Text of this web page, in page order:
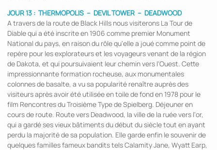
JOUR 13 : THERMOPOLIS – DEVIL TOWER – DEADWOOD
A travers de la route de Black Hills nous visiterons La Tour de
Diable qui a été inscrite en 1906 comme premier Monument
National du pays, en raison du rôle qu'elle a joué comme point de
repère pour les explorateurs et les voyageurs venant de la région
de Dakota, et qui poursuivaient leur chemin vers l'Ouest. Cette
impressionnante formation rocheuse, aux monumentales
colonnes de basalte, a vu sa popularité renaître auprès des
visiteurs après avoir été utilisée en toile de fond en 1978 pour le
film Rencontres du Troisième Type de Spielberg. Déjeuner en
cours de route. Route vers Deadwood, la ville de la ruée vers l'or,
qui a gardé ses vieux bâtiments du début du siècle tout en ayant
perdu la majorité de sa population. Elle garde enfin le souvenir de
quelques familles fameux bandits tels Calamity Jane, Wyatt Earp,